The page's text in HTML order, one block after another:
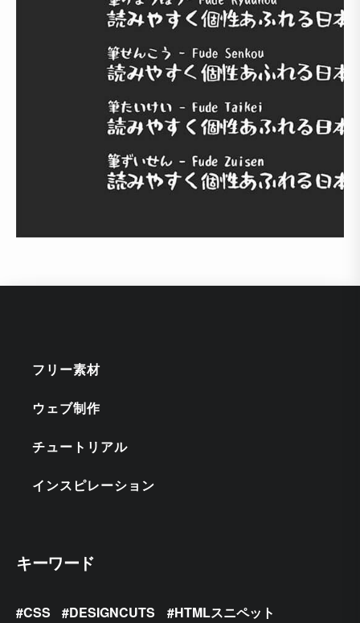
フリー素材
ウェブ制作
チュートリアル
インスピレーション
キーワード
CSS DESIGNCUTS
HTMLスニペット